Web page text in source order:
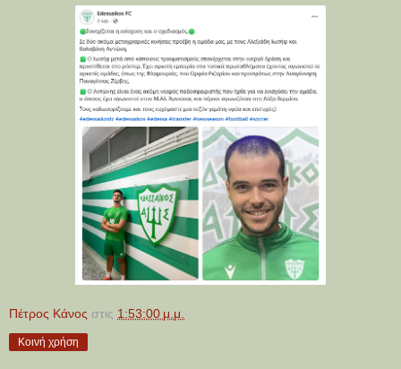
Πέτρος Κάνος στις 1:53:00 μ.μ.
Κοινή χρήση